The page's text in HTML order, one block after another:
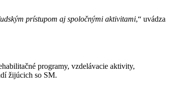
prístupom aj spoločnými aktivitami,“ uvádza
programy, vzdelávacie aktivity,
žijúcich so SM.